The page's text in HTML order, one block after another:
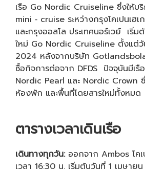
เรือ Go Nordic Cruiseline ซึ่งให้บ
mini ‑ cruise ระหว่างกรุงโคเปนเฮเ
และกรุงออสโล ประเทศนอร์เวย์ เริ่ม
ใหม่ Go Nordic Cruiseline ตั้งแต่
2024 หลังจากบริษัท
ซื้อกิจการต่อจาก DFDS ปัจจุบันมีเรื
Nordic Pearl และ Nordic Crown
ห้องพัก และพื้นที่โดยสารใหม่ทั้งหมด
ตารางเวลาเดินเรือ
เดินทางทุกวัน:ออกจาก Ambos โคเ
เวลา 16:30 น. เริ่มต้นวันที่ 1 เมษาย